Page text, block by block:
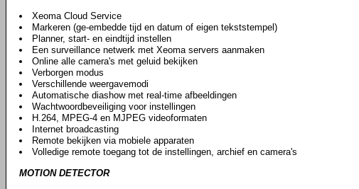
Xeoma Cloud Service
Markeren (ge-embedde tijd en datum of eigen tekststempel)
Planner, start- en eindtijd instellen
Een surveillance netwerk met Xeoma servers aanmaken
Online alle camera's met geluid bekijken
Verborgen modus
Verschillende weergavemodi
Automatische diashow met real-time afbeeldingen
Wachtwoordbeveiliging voor instellingen
H.264, MPEG-4 en MJPEG videoformaten
Internet broadcasting
Remote bekijken via mobiele apparaten
Volledige remote toegang tot de instellingen, archief en camera's
MOTION DETECTOR